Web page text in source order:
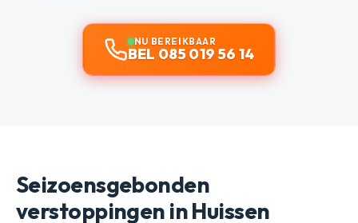
NU BEREIKBAAR
BEL 085 019 56 14
Seizoensgebonden
verstoppingen in Huissen